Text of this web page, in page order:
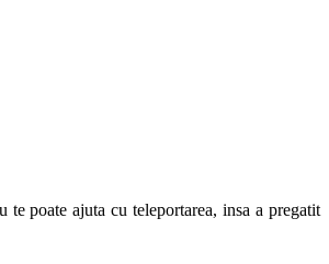
poate ajuta cu teleportarea, insa a pregatit